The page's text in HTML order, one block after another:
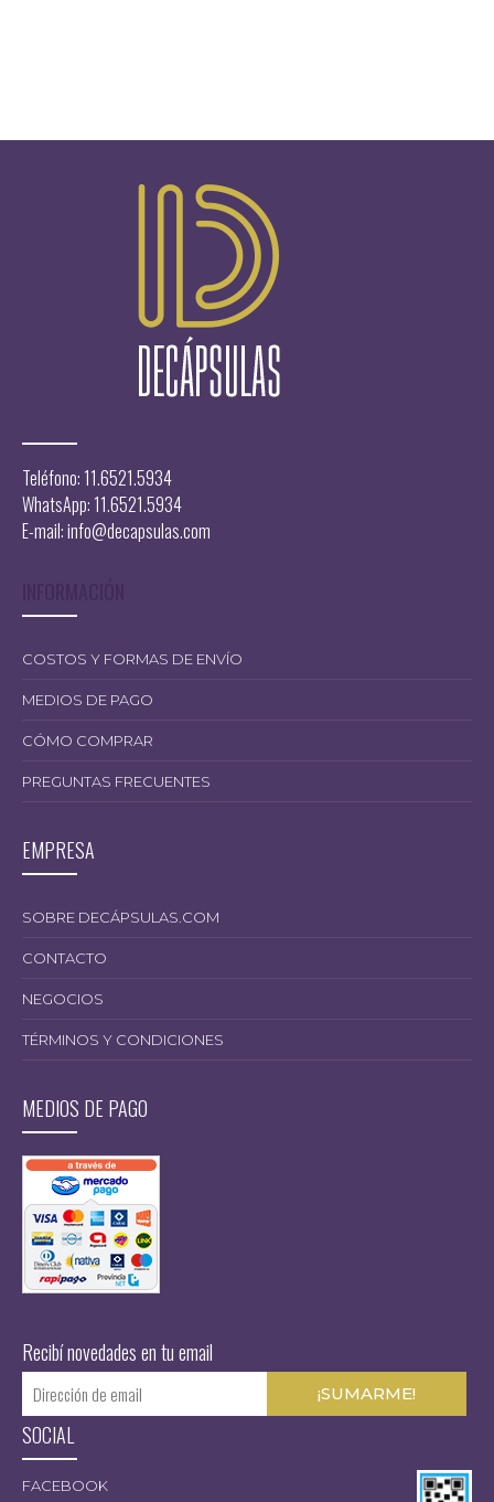
Teléfono: 11.6521.5934
WhatsApp: 11.6521.5934
E-mail:info@decapsulas.com
COSTOS Y FORMAS DE ENVÍO
MEDIOS DE PAGO
CÓMO COMPRAR
PREGUNTAS FRECUENTES
EMPRESA
SOBRE DECÁPSULAS.COM
CONTACTO
NEGOCIOS
TÉRMINOS Y CONDICIONES
MEDIOS DE PAGO
Recibí novedades en tu email
SOCIAL
FACEBOOK